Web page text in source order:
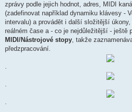
zprávy podle jejich hodnot, adres, MIDI
(zadefinovat například dynamiku klávesy -
intervalu) a provádět i další složitější
reálném čase a - co je nejdůležitější - ještě
MIDI/Nástrojové stopy, takže
předzpracování.
.
.
.